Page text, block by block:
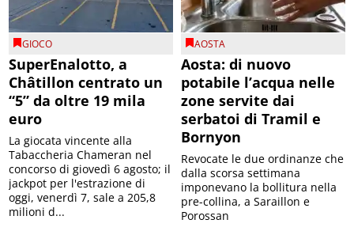
GIOCO
SuperEnalotto, a
Châtillon centrato un
“5” da oltre 19 mila
euro
La giocata vincente alla
Tabaccheria Chameran nel
concorso di giovedì 6 agosto; il
jackpot per l'estrazione di
oggi, venerdì 7, sale a 205,8
milioni d...
AOSTA
Aosta: di nuovo
potabile l’acqua nelle
zone servite dai
serbatoi di Tramil e
Bornyon
Revocate le due ordinanze che
dalla scorsa settimana
imponevano la bollitura nella
pre-collina, a Saraillon e
Porossan